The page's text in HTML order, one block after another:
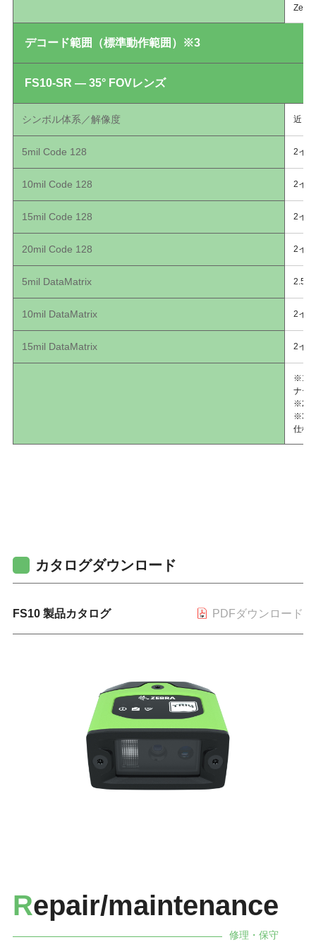
デコード範囲（標準動作範囲）※3
FS10-SR — 35° FOVレンズ
シンボル体系／解像度 近
5mil Code 128 2イ
10mil Code 128 2イ
15mil Code 128 2イ
20mil Code 128 2イ
5mil DataMatrix 2.5イ
10mil DataMatrix 2イ
15mil DataMatrix 2イ
※1.
ナー
※2.
※3.
仕様
カタログダウンロード
FS10 製品カタログ PDFダウンロード
Repair/maintenance
修理・保守